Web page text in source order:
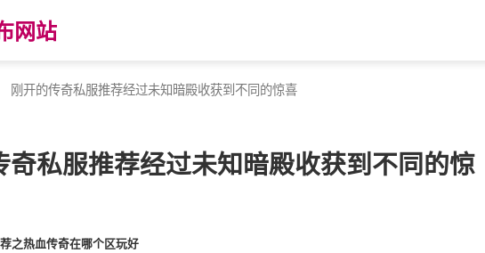
网站
刚开的传奇私服推荐经过未知暗殿收获到不同的惊喜
奇私服推荐经过未知暗殿收获到不同的惊
之热血传奇在哪个区玩好